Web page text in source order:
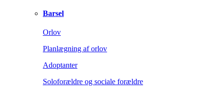
Barsel
Orlov
Planlægning af orlov
Adoptanter
Soloforældre og sociale forældre